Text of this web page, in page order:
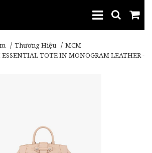
Thương Hiệu
MCM
TOTE IN MONOGRAM LEATHER -